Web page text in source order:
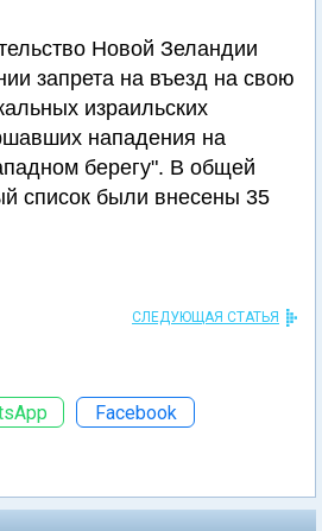
Новой Зеландии
запрета на въезд на свою
израильских
нападения на
берегу". В общей
список были внесены 35
СЛЕДУЮЩАЯ СТАТЬЯ
Facebook